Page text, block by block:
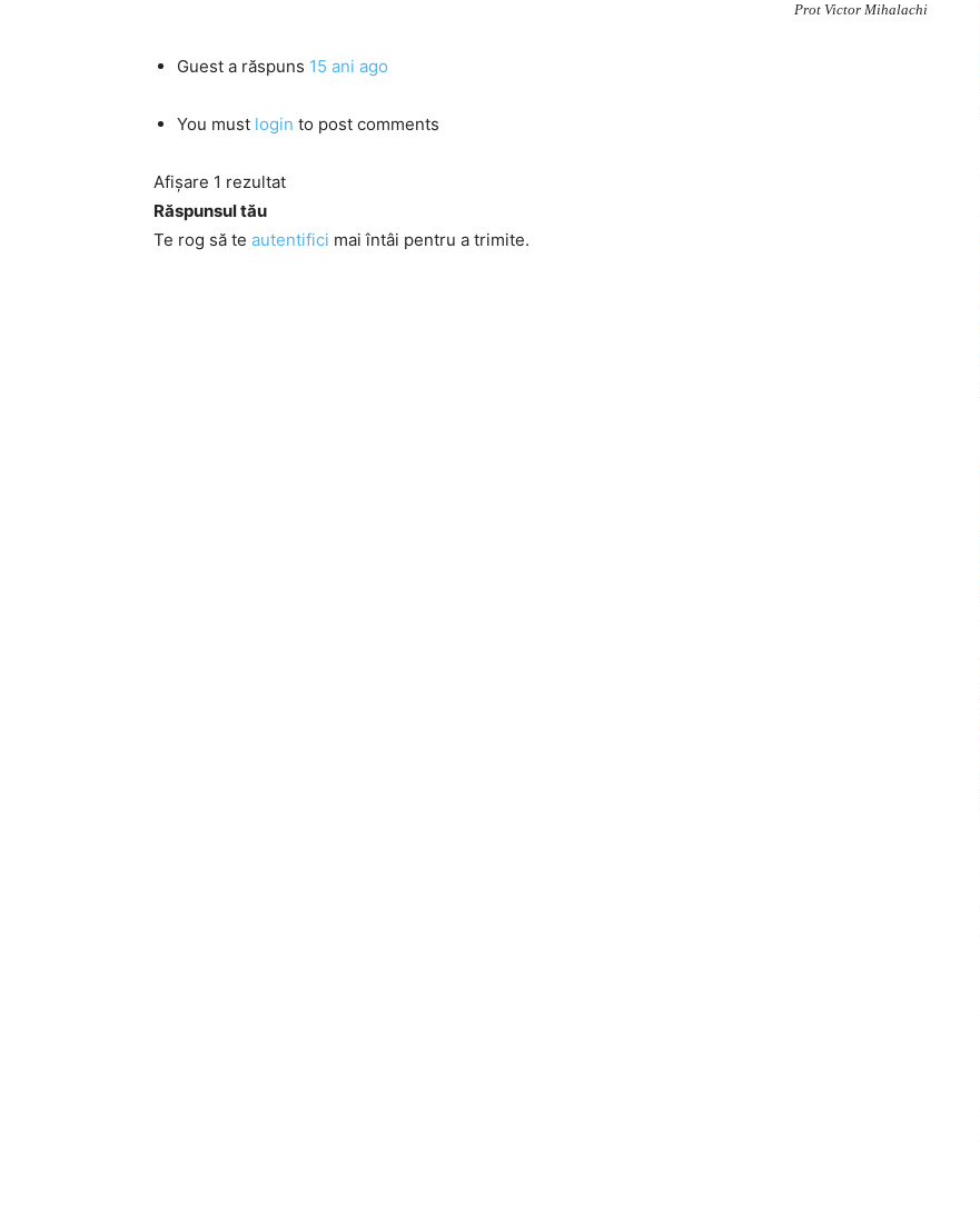
Prot Victor Mihalachi
Guest a răspuns 15 ani ago
You must login to post comments
Afișare 1 rezultat
Răspunsul tău
Te rog să te autentifici mai întâi pentru a trimite.